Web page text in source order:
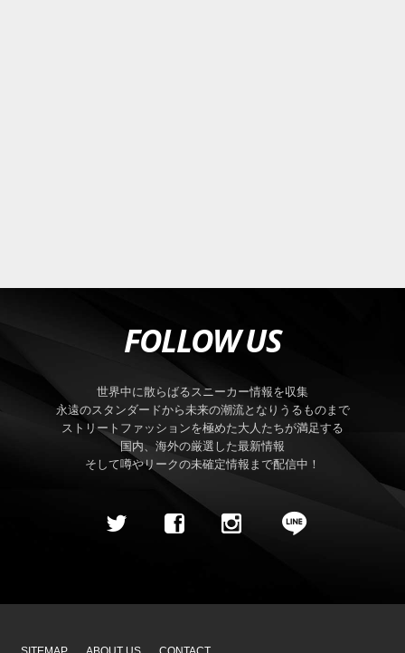
FOLLOW US
世界中に散らばるスニーカー情報を収集
永遠のスタンダードから未来の潮流となりうるものまで
ストリートファッションを極めた大人たちが満足する
国内、海外の厳選した最新情報
そして噂やリークの未確定情報まで配信中！